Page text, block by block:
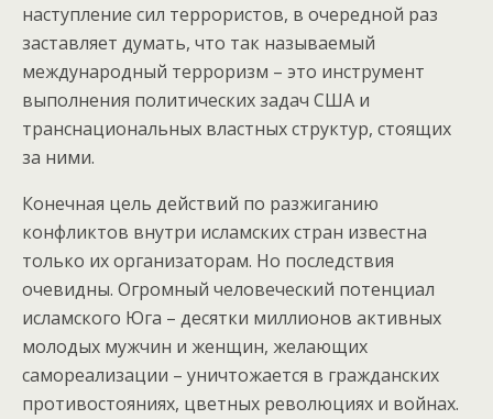
наступление сил террористов, в очередной раз
заставляет думать, что так называемый
международный терроризм – это инструмент
выполнения политических задач США и
транснациональных властных структур, стоящих
за ними.
Конечная цель действий по разжиганию
конфликтов внутри исламских стран известна
только их организаторам. Но последствия
очевидны. Огромный человеческий потенциал
исламского Юга – десятки миллионов активных
молодых мужчин и женщин, желающих
самореализации – уничтожается в гражданских
противостояниях, цветных революциях и войнах.